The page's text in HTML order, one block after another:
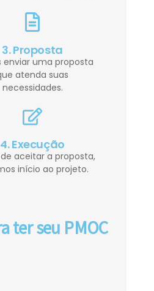
3. Proposta
enviar uma proposta
atenda suas
necessidades.
4. Execução
aceitar a proposta,
início ao projeto.
ter seu PMOC